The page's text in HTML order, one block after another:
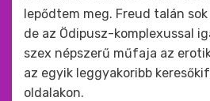
lepődtem meg. Freud talán
de az Ödipusz-komplexussal
szex népszerű műfaja az
az egyik leggyakoribb
oldalakon.